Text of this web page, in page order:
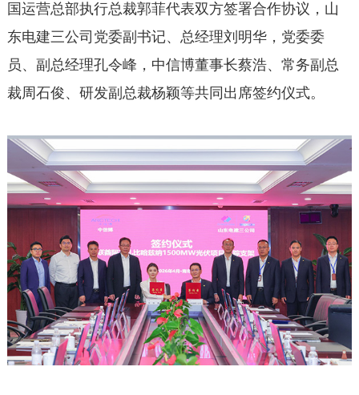
国运营总部执行总裁郭菲代表双方签署合作协议，山
东电建三公司党委副书记、总经理刘明华，党委委
员、副总经理孔令峰，中信博董事长蔡浩、常务副总
裁周石俊、研发副总裁杨颖等共同出席签约仪式。